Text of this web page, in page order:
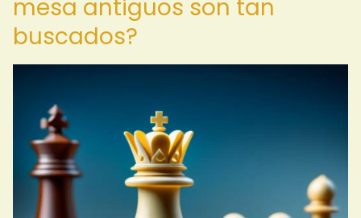
mesa antiguos son tan
buscados?